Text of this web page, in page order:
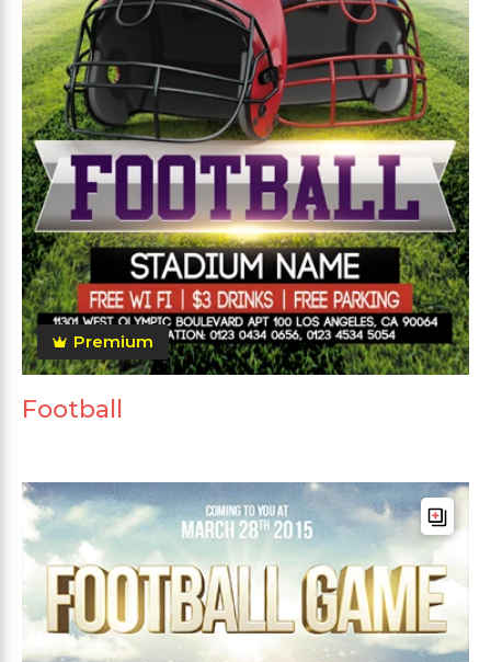
Premium
Football